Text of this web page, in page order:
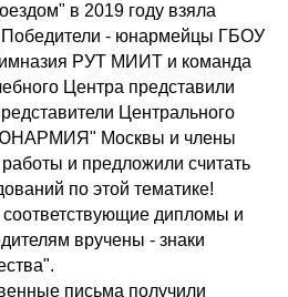
в 2019 году взяла
- юнармейцы ГБОУ
РУТ МИИТ и команда
Центра представили
Центрального
Москвы и члены
и предложили считать
по этой тематике!
дипломы и
вручены - знаки
письма получили